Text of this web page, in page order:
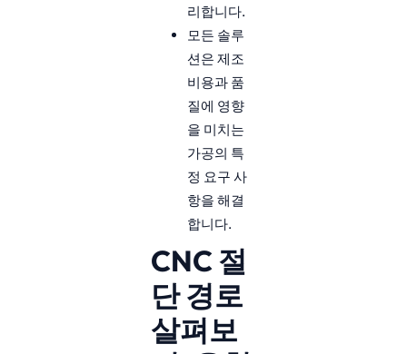
리합니다.
모든 솔루
션은 제조
비용과 품
질에 영향
을 미치는
가공의 특
정 요구 사
항을 해결
합니다.
CNC 절
단 경로
살펴보